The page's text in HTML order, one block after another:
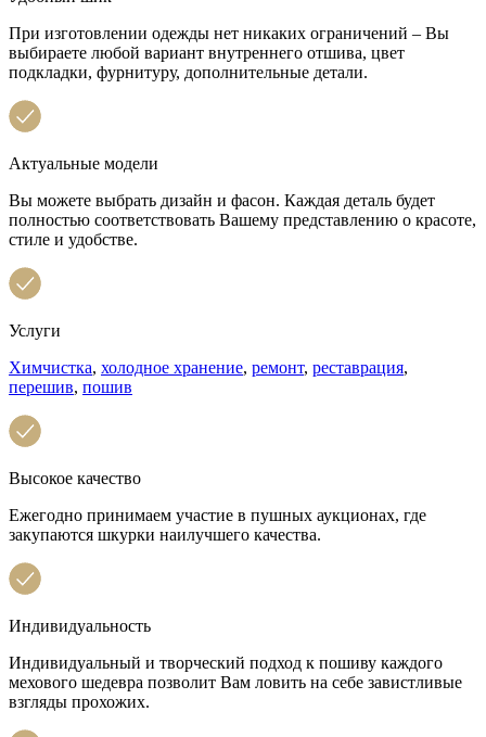
При изготовлении одежды нет никаких ограничений – Вы
выбираете любой вариант внутреннего отшива, цвет
подкладки, фурнитуру, дополнительные детали.
Актуальные модели
Вы можете выбрать дизайн и фасон. Каждая деталь будет
полностью соответствовать Вашему представлению о красоте,
стиле и удобстве.
Услуги
Химчистка, холодное хранение, ремонт, реставрация,
перешив, пошив
Высокое качество
Ежегодно принимаем участие в пушных аукционах, где
закупаются шкурки наилучшего качества.
Индивидуальность
Индивидуальный и творческий подход к пошиву каждого
мехового шедевра позволит Вам ловить на себе завистливые
взгляды прохожих.